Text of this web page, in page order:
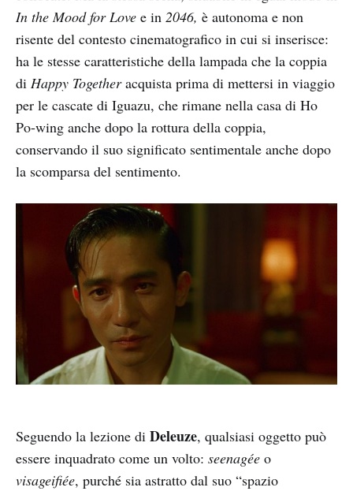
In the Mood for Love e in 2046, è autonoma e non
risente del contesto cinematografico in cui si inserisce:
ha le stesse caratteristiche della lampada che la coppia
di Happy Togetheracquista prima di mettersi in viaggio
per le cascate di Iguazu, che rimane nella casa di Ho
Po-wing anche dopo la rottura della coppia,
conservando il suo significato sentimentale anche dopo
la scomparsa del sentimento.
Seguendo la lezione di Deleuze, qualsiasi oggetto può
essere inquadrato come un volto: seenagée o
visageifiée, purché sia astratto dal suo “spazio